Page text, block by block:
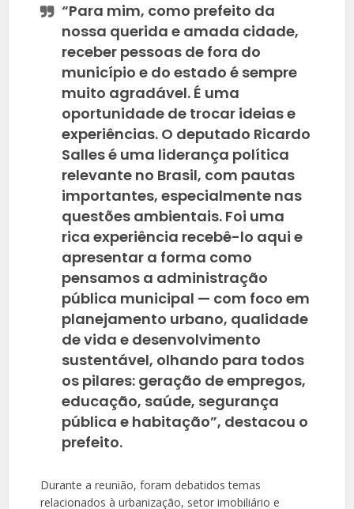
“Para mim, como prefeito da
nossa querida e amada cidade,
receber pessoas de fora do
município e do estado é sempre
muito agradável. É uma
oportunidade de trocar ideias e
experiências. O deputado Ricardo
Salles é uma liderança política
relevante no Brasil, com pautas
importantes, especialmente nas
questões ambientais. Foi uma
rica experiência recebê-lo aqui e
apresentar a forma como
pensamos a administração
pública municipal — com foco em
planejamento urbano, qualidade
de vida e desenvolvimento
sustentável, olhando para todos
os pilares: geração de empregos,
educação, saúde, segurança
pública e habitação”, destacou o
prefeito.
Durante a reunião, foram debatidos temas
relacionados à urbanização, setor imobiliário e